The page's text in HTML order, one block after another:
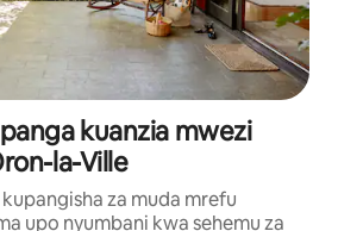
kuanzia mwezi
la-Ville
za muda mrefu
upo nyumbani kwa sehemu za